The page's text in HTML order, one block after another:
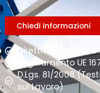
Chiedi informazioni
Direttiva Macchine
Regolamento UE
D.Lgs. 81/2008
sul Lavoro)